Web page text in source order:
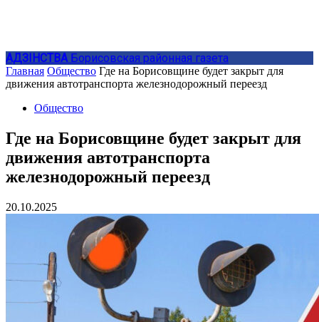
АДЗIНСТВА Борисовская районная газета
Главная Общество Где на Борисовщине будет закрыт для
движения автотранспорта железнодорожный переезд
Общество
Где на Борисовщине будет закрыт для
движения автотранспорта
железнодорожный переезд
20.10.2025